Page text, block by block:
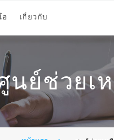
อ เกี่ยวกับ
นย์ช่วยเ